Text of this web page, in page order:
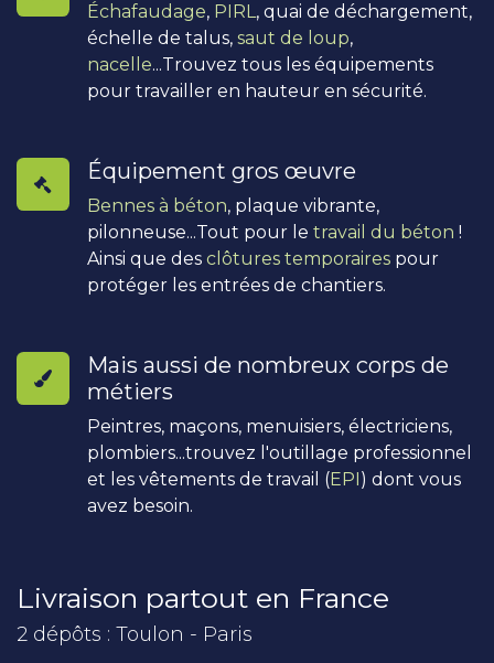
Échafaudage, PIRL, quai de déchargement,
échelle de talus, saut de loup,
nacelle...Trouvez tous les équipements
pour travailler en hauteur en sécurité.
Équipement gros œuvre
Bennes à béton, plaque vibrante,
pilonneuse...Tout pour le travail du béton !
Ainsi que des clôtures temporaires pour
protéger les entrées de chantiers.
Mais aussi de nombreux corps de
métiers
Peintres, maçons, menuisiers, électriciens,
plombiers...trouvez l'outillage professionnel
et les vêtements de travail (EPI) dont vous
avez besoin.
Livraison partout en France
2 dépôts : Toulon - Paris